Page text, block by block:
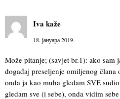
Iva kaže
18. јануара 2019.
Može pitanje; (savjet br.1): ako sam
događaj preseljenje omiljenog
onda ja kao muha gledam SVE
gledam sve (i sebe), onda vidim